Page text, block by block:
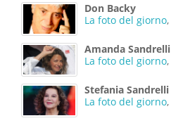
Don Backy
La foto del giorno,
Amanda Sandrelli
La foto del giorno,
Stefania Sandrelli
La foto del giorno,